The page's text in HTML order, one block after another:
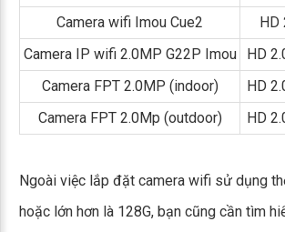
Camera wifi Imou Cue2
HD
Camera IP wifi 2.0MP G22P Imou
HD
Camera FPT 2.0MP (indoor)
HD
Camera FPT 2.0Mp (outdoor)
HD
Ngoài việc lắp đặt camera wifi sử dụng
hoặc lớn hơn là 128G, bạn cũng cần tìm